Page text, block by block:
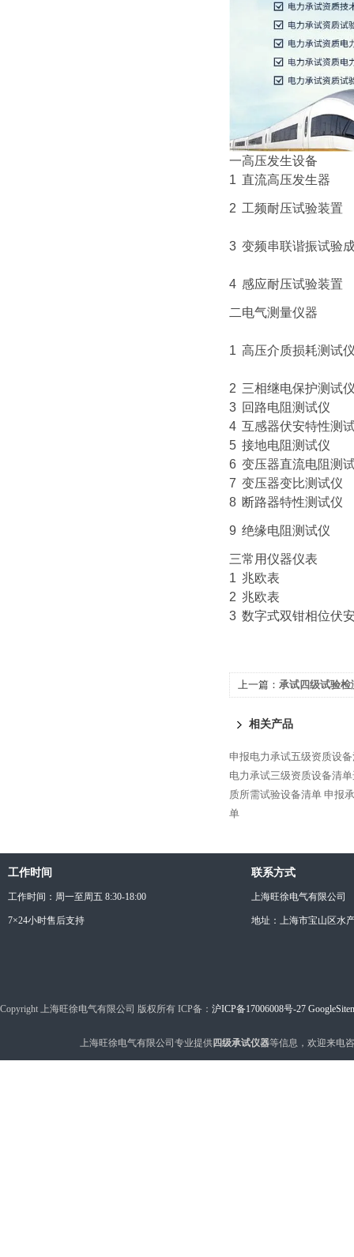
一高压发生设备
1 直流高压发生器
2 工频耐压试验装置
3 变频串联谐振试验
4 感应耐压试验装置
二电气测量仪器
1 高压介质损耗测试
2 三相继电保护测试
3 回路电阻测试仪
4 互感器伏安特性测
5 接地电阻测试仪
6 变压器直流电阻测
7 变压器变比测试仪
8 断路器特性测试仪
9 绝缘电阻测试仪
三常用仪器仪表
1 兆欧表
2 兆欧表
3 数字式双钳相位伏
上一篇： 承试四级试验检
相关产品
申报电力承试五级资质设
电力承试三级资质设备清
质所需试验设备清单 申报
单
工作时间
工作时间：周一至周五 8:30-18:00
7×24小时售后支持
联系方式
上海旺徐电气有限公司
地址：上海市宝山区水
Copyright 上海旺徐电气有限公司 版权所有 ICP备： 沪ICP备17006008号-27
上海旺徐电气有限公司专业提供四级承试仪器等信息，欢迎来电